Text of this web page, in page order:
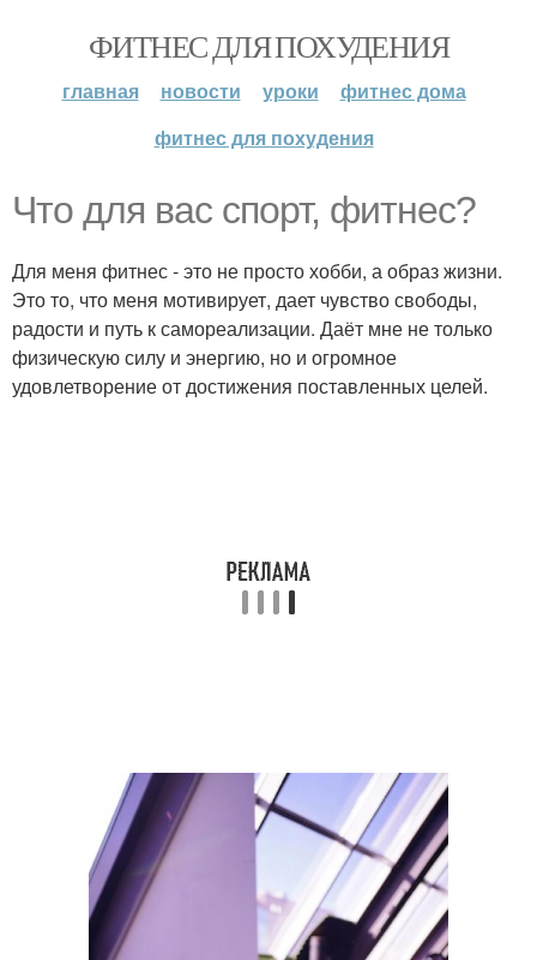
ФИТНЕС ДЛЯ ПОХУДЕНИЯ
главная новости уроки
фитнес дома
фитнес для похудения
Что для вас спорт, фитнес?
Для меня фитнес - это не просто хобби, а образ жизни.
Это то, что меня мотивирует, дает чувство свободы,
радости и путь к самореализации. Даёт мне не только
физическую силу и энергию, но и огромное
удовлетворение от достижения поставленных целей.